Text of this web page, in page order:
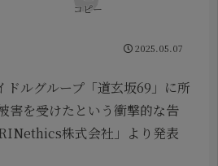
コピー
2025.05.07
ドルグループ「道玄坂69」に所
害を受けたという衝撃的な告
株式会社」より発表